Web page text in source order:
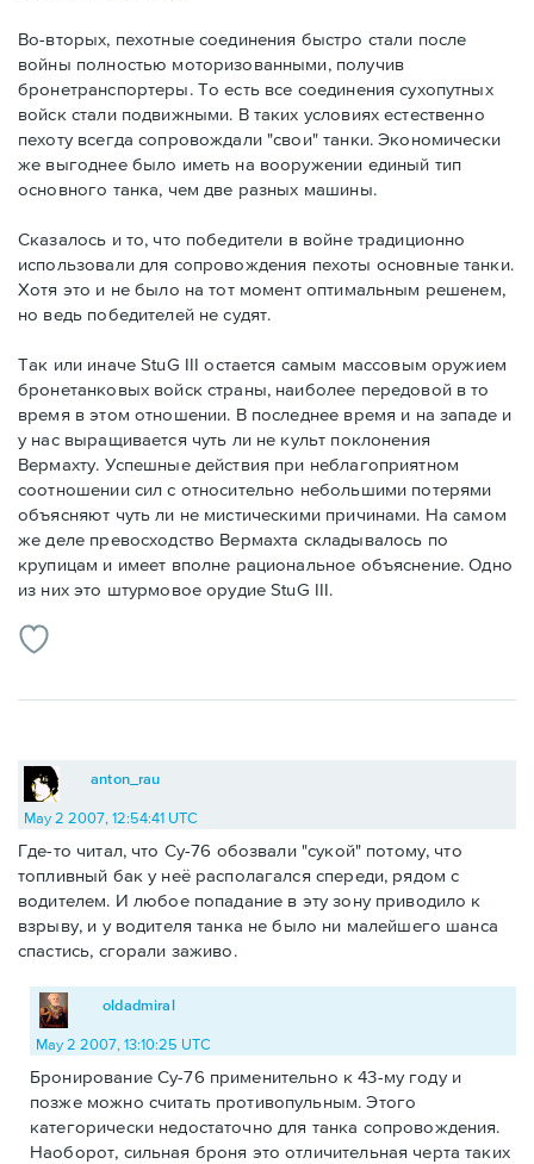
Во-вторых, пехотные соединения быстро стали после
войны полностью моторизованными, получив
бронетранспортеры. То есть все соединения сухопутных
войск стали подвижными. В таких условиях естественно
пехоту всегда сопровождали "свои" танки. Экономически
же выгоднее было иметь на вооружении единый тип
основного танка, чем две разных машины.
Сказалось и то, что победители в войне традиционно
использовали для сопровождения пехоты основные танки.
Хотя это и не было на тот момент оптимальным решенем,
но ведь победителей не судят.
Так или иначе StuG III остается самым массовым оружием
бронетанковых войск страны, наиболее передовой в то
время в этом отношении. В последнее время и на западе и
у нас выращивается чуть ли не культ поклонения
Вермахту. Успешные действия при неблагоприятном
соотношении сил с относительно небольшими потерями
объясняют чуть ли не мистическими причинами. На самом
же деле превосходство Вермахта складывалось по
крупицам и имеет вполне рациональное объяснение. Одно
из них это штурмовое орудие StuG III.
anton_rau
May 2 2007, 12:54:41 UTC
Где-то читал, что Су-76 обозвали "сукой" потому, что
топливный бак у неё располагался спереди, рядом с
водителем. И любое попадание в эту зону приводило к
взрыву, и у водителя танка не было ни малейшего шанса
спастись, сгорали заживо.
oldadmiral
May 2 2007, 13:10:25 UTC
Бронирование Су-76 применительно к 43-му году и
позже можно считать противопульным. Этого
категорически недостаточно для танка сопровождения.
Наоборот, сильная броня это отличительная черта таких